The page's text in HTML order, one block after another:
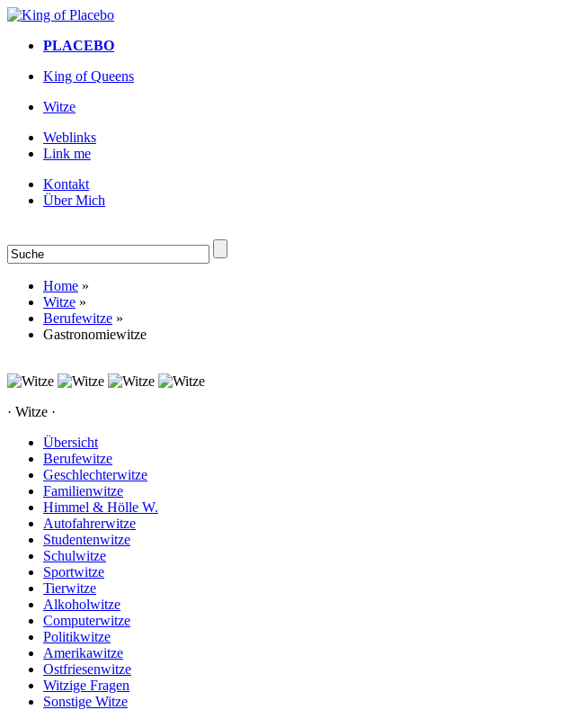
PLACEBO
King of Queens
Witze
Weblinks
Link me
Kontakt
Über Mich
Home »
Witze »
Berufewitze »
Gastronomiewitze
· Witze ·
Übersicht
Berufewitze
Geschlechterwitze
Familienwitze
Himmel & Hölle W.
Autofahrerwitze
Studentenwitze
Schulwitze
Sportwitze
Tierwitze
Alkoholwitze
Computerwitze
Politikwitze
Amerikawitze
Ostfriesenwitze
Witzige Fragen
Sonstige Witze